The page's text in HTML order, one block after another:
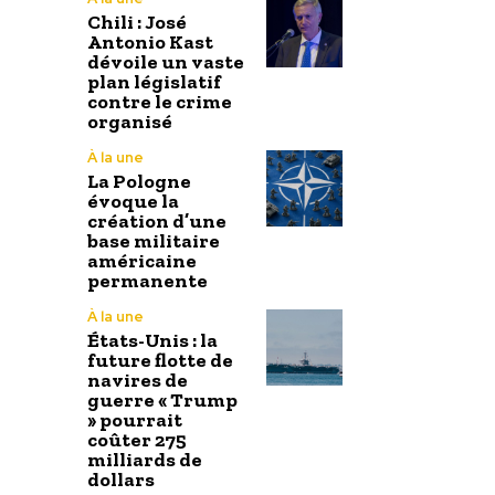
Chili : José
Antonio Kast
dévoile un vaste
plan législatif
contre le crime
organisé
À la une
La Pologne
évoque la
création d’une
base militaire
américaine
permanente
À la une
États-Unis : la
future flotte de
navires de
guerre « Trump
» pourrait
coûter 275
milliards de
dollars